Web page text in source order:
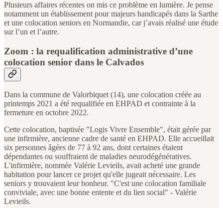
Plusieurs affaires récentes on mis ce problème en lumière. Je pense
notamment un établissement pour majeurs handicapés dans la Sarthe
et une colocation seniors en Normandie, car j’avais réalisé une étude
sur l’un et l’autre.
Zoom : la requalification administrative d’une
colocation senior dans le Calvados
Dans la commune de Valorbiquet (14), une colocation créée au
printemps 2021 a été requalifiée en EHPAD et contrainte à la
fermeture en octobre 2022.
Cette colocation, baptisée "Logis Vivre Ensemble", était gérée par
une infirmière, ancienne cadre de santé en EHPAD. Elle accueillait
six personnes âgées de 77 à 92 ans, dont certaines étaient
dépendantes ou souffraient de maladies neurodégénératives.
L'infirmière, nommée Valérie Levieils, avait acheté une grande
habitation pour lancer ce projet qu'elle jugeait nécessaire. Les
seniors y trouvaient leur bonheur. "C'est une colocation familiale
conviviale, avec une bonne entente et du lien social" - Valérie
Levieils.